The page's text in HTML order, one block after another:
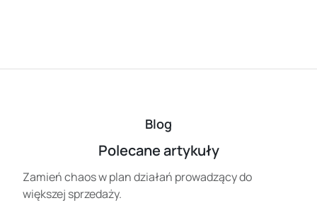
Blog
Polecane artykuły
Zamień chaos w plan działań prowadzący do
większej sprzedaży.